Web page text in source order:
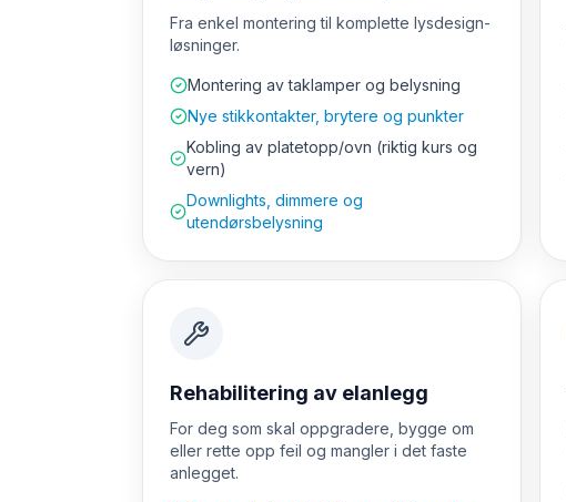
Fra enkel montering til komplette lysdesign-
løsninger.
Montering av taklamper og belysning
Nye stikkontakter, brytere og punkter
Kobling av platetopp/ovn (riktig kurs og
vern)
Downlights, dimmere og
utendørsbelysning
Rehabilitering av elanlegg
For deg som skal oppgradere, bygge om
eller rette opp feil og mangler i det faste
anlegget.